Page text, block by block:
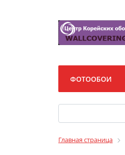
ФОТООБОИ
Главная страница